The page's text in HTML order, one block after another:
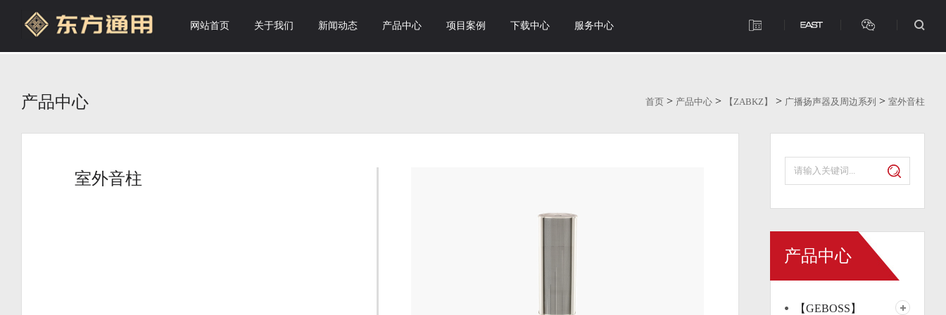
网站首页 关于我们 新闻动态 产品中心 项目案例 下载中心 服务中心
产品中心 首页 > 产品中心 > 【ZABKZ】 > 广播扬声器及周边系列 > 室外音柱
室外音柱
产品中心
【GEBOSS】